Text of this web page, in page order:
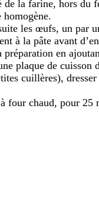
de la farine, hors du
homogène.
les œufs, un par
à la pâte avant
en
plaque de cuisson
cuillères),
four chaud, pour 25